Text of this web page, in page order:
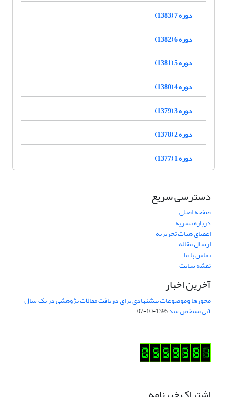
دوره 7 (1383)
دوره 6 (1382)
دوره 5 (1381)
دوره 4 (1380)
دوره 3 (1379)
دوره 2 (1378)
دوره 1 (1377)
دسترسی سریع
صفحه اصلی
درباره نشریه
اعضای هیات تحریریه
ارسال مقاله
تماس با ما
نقشه سایت
آخرین اخبار
محورها وموضوعات پیشنهادی برای دریافت مقالات پژوهشی در یک سال
آتی مشخص شد1395-10-07